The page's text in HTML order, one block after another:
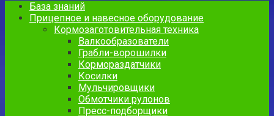
База знаний
Прицепное и навесное оборудование
Кормозаготовительная техника
Валкообразователи
Грабли-ворошилки
Кормораздатчики
Косилки
Мульчировщики
Обмотчики рулонов
Пресс-подборщики